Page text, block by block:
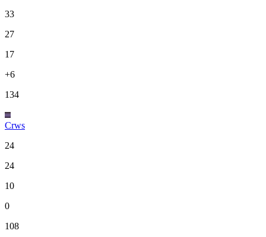
33
27
17
+6
134
Crws
24
24
10
0
108